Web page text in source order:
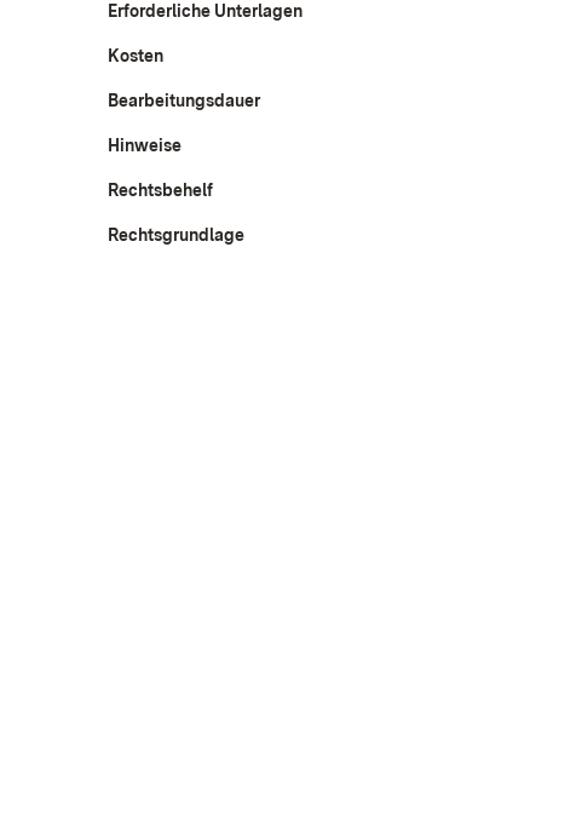
Erforderliche Unterlagen
Kosten
Bearbeitungsdauer
Hinweise
Rechtsbehelf
Rechtsgrundlage